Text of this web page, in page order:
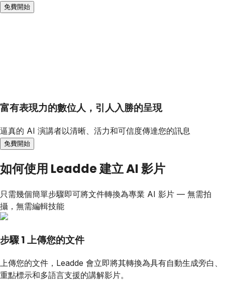
免費開始
富有表現力的數位人，引人入勝的呈現
逼真的 AI 演講者以清晰、活力和可信度傳達您的訊息
免費開始
如何使用 Leadde 建立 AI 影片
只需幾個簡單步驟即可將文件轉換為專業 AI 影片 — 無需拍
攝，無需編輯技能
步驟 1 上傳您的文件
上傳您的文件，Leadde 會立即將其轉換為具有自動生成旁白、
重點標示和多語言支援的講解影片。